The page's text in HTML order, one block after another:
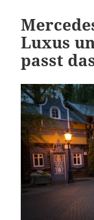
Luxus
passt